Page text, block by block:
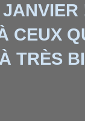
CEUX
À TRÈS